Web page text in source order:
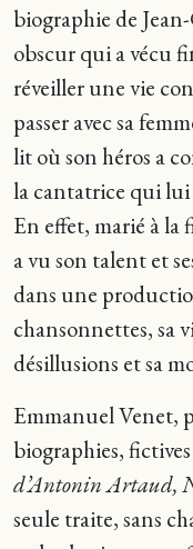
biographie de
obscur qui a vécu
réveiller une vie
passer avec sa
lit où son héros a
la cantatrice qui lui
En effet, marié à la
a vu son talent et
dans une
chansonnettes, sa
désillusions et sa
Emmanuel Venet,
biographies,
d’Antonin Artaud,
seule traite, sans